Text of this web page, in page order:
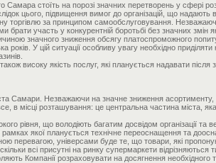
стоїть на порозі значних перетворень у сфері
цього, підвищення вимог до організацій, що надають
торгівлю за принципом самообслуговування.
участь у конкурентній боротьбі без значних змін як
значного зниження обсягу платоспроможного
У цій ситуації особливу увагу необхідно
високу якість послуг, які планується надавати
Самари. Незважаючи на значне зниження
місці розташування: це центральна частина міста, яка
рівня, що володіють багатим досвідом організації
якої планується технічне переоснащення та
перевагою, універсами буде те, що товари, які
всі присутні на ринку супермаркети
Компанії розраховувати на досягнення необхідного